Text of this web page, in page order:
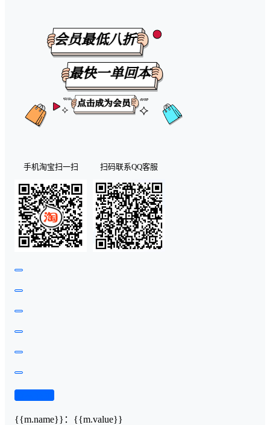
手机淘宝扫一扫 扫码联系QQ客服
{{m.name}} ： {{m.value}}